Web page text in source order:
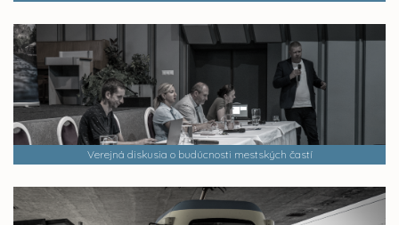
Verejná diskusia o budúcnosti mestských častí